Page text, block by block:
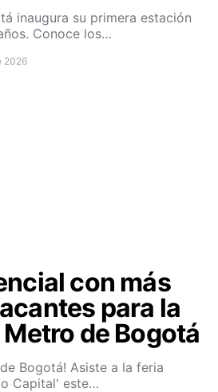
inaugura su primera estación
Conoce los…
2026
con más
para la
Metro de Bogotá
Bogotá! Asiste a la feria
Capital' este…